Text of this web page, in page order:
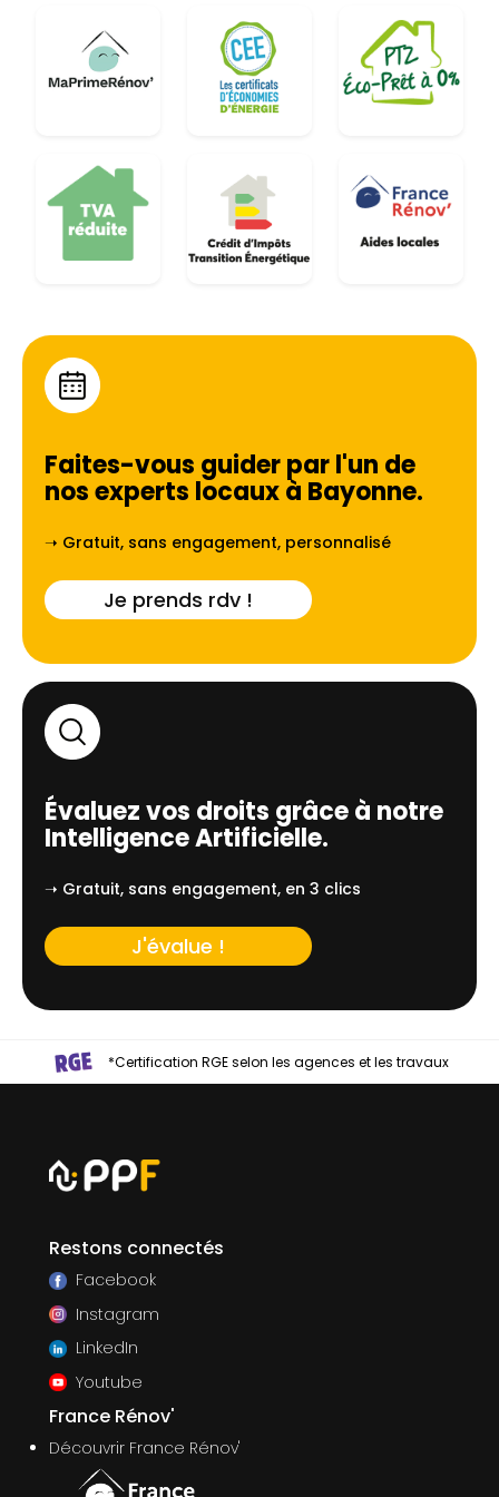
Faites-vous guider par l'un de
nos experts locaux à Bayonne.
➝ Gratuit, sans engagement, personnalisé
Je prends rdv !
Évaluez vos droits grâce à notre
Intelligence Artificielle.
➝ Gratuit, sans engagement, en 3 clics
J'évalue !
*Certification RGE selon les agences et les travaux
Restons connectés
Facebook
Instagram
LinkedIn
Youtube
France Rénov'
Découvrir France Rénov'